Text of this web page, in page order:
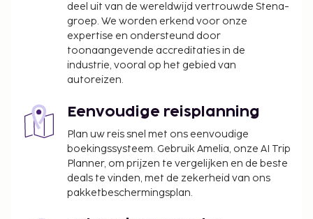
deel uit van de wereldwijd vertrouwde Stena-
groep. We worden erkend voor onze
expertise en ondersteund door
toonaangevende accreditaties in de
industrie, vooral op het gebied van
autoreizen.
Eenvoudige reisplanning
Plan uw reis snel met ons eenvoudige
boekingssysteem. Gebruik Amelia, onze AI Trip
Planner, om prijzen te vergelijken en de beste
deals te vinden, met de zekerheid van ons
pakketbeschermingsplan.